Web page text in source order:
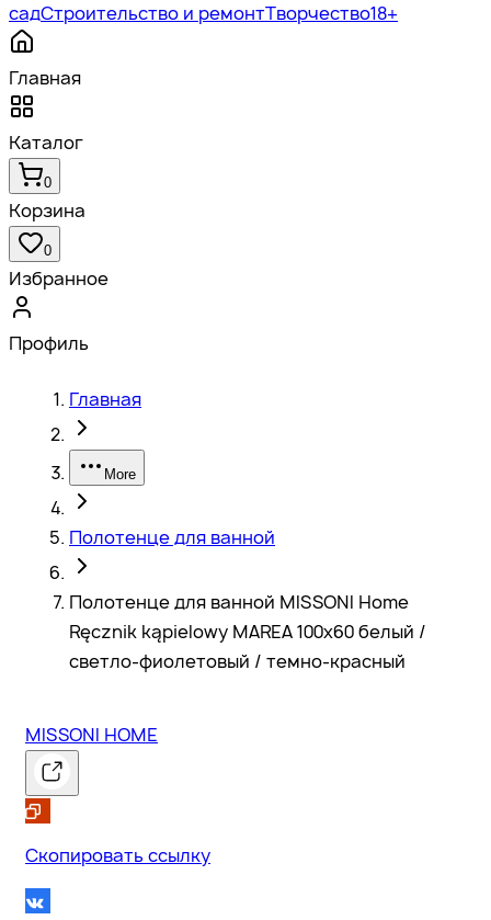
садСтроительство и ремонтТворчество18+
Главная
Каталог
0
Корзина
0
Избранное
Профиль
Главная
More
Полотенце для ванной
Полотенце для ванной MISSONI Home
Ręcznik kąpielowy MAREA 100x60 белый /
светло-фиолетовый / темно-красный
MISSONI HOME
Скопировать ссылку